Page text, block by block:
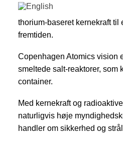
virksomhed som arbejder
thorium-baseret kernekraft til
fremtiden.
Copenhagen Atomics vision
smeltede salt-reaktorer, som
container.
Med kernekraft og
naturligvis høje
handler om sikkerhed og